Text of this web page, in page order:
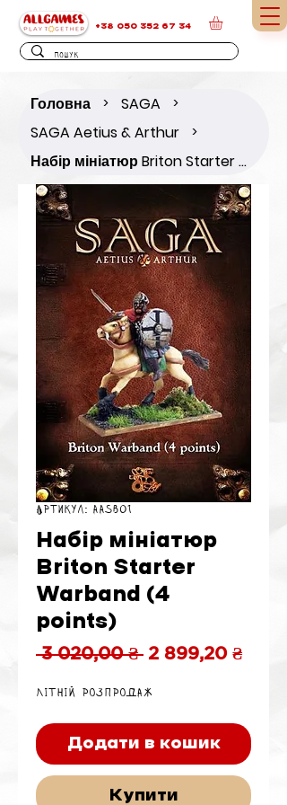
+38 050 352 67 34
Головна > SAGA >
SAGA Aetius & Arthur >
Набір мініатюр Briton Starter Warband (4 points)
Артикул: AASB01
Набір мініатюр
Briton Starter
Warband (4
points)
3 020,00 ₴ Звичайна
2 899,20 ₴За
Літній розпродаж
Додати в кошик
Купити